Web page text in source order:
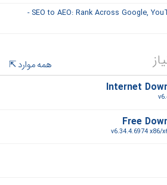
SEO to AEO: Rank Across Google, YouTube, TikTok, & AI Search -
همه موارد
Internet
Free
v6.34.4.6974 x86/